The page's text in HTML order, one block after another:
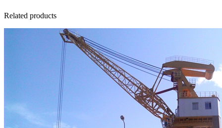
Related products